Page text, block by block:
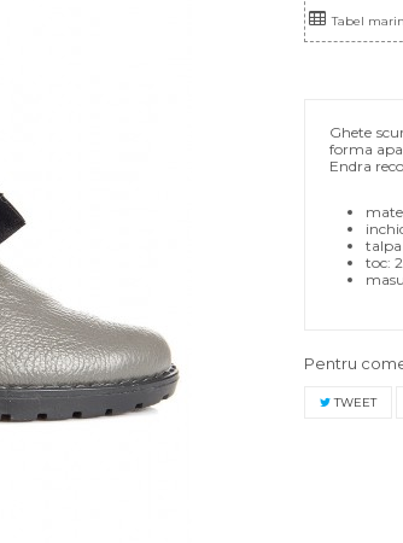
Tabel
Ghete
forma
Endra
toc:
Pentru
TWEET